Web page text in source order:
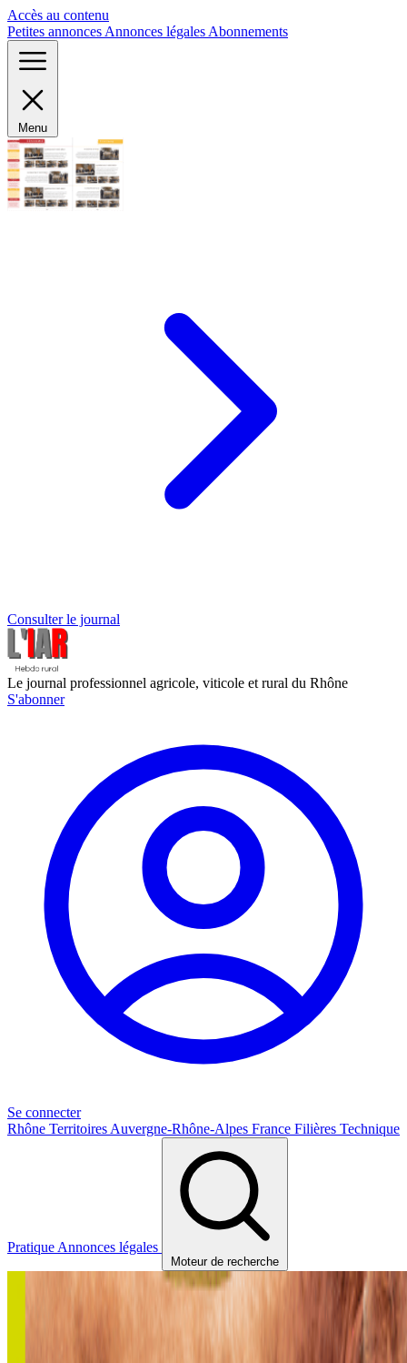
Accès au contenu
Petites annonces Annonces légales Abonnements
Menu
Consulter le journal
Le journal professionnel agricole, viticole et rural du Rhône
S'abonner
Se connecter
Rhône Territoires Auvergne-Rhône-Alpes France Filières Technique
Pratique Annonces légales
Moteur de recherche
Panneau de gestion des cookies